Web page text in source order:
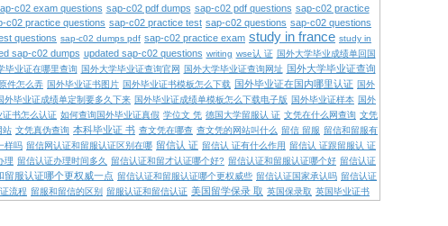
c02 exam questions sap-c02 pdf dumps sap-c02 pdf questions sap-c02 practice
c02 practice questions sap-c02 practice test sap-c02 questions sap-c02 questions
questions sap-c02 dumps pdf sap-c02 practice exam study in france study in
sap-c02 dumps updated sap-c02 questions writing wse认 证 国外大学毕业成绩单回国
毕业证在哪里查询 国外大学毕业证查询官网 国外大学毕业证查询网址 国外大学毕业证查询
件怎么弄 国外毕业证书图片 国外毕业证书模板怎么下载 国外毕业证在国内哪里认证 国外
外毕业证成绩单定制要多久下来 国外毕业证成绩单模板怎么下载电子版 国外毕业证样本 国外
证书怎么认证 如何查询国外毕业证真假 学位文 凭 德国大学留服认 证 文凭在什么网查询 文凭
站 文凭真伪查询 本科毕业证 书 查文凭在哪查 查文凭的网站叫什么 留信 留服 留信和留服有
样吗 留信网认证和留服认证区别在哪 留信认 证 留信认 证有什么作用 留信认 证跟留服认 证
理 留信认证办理时间多久 留信认证和留才认证哪个好? 留信认证和留服认证哪个好 留信认证
留服认证哪个更权威一点 留信认证和留服认证哪个更权威些 留信认证国家承认吗 留信认证
流程 留服和留信的区别 留服认证和留信认证 美国留学保录 取 英国保录取 英国毕业证书